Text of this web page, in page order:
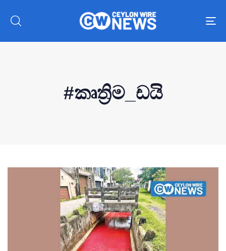
Type and hit enter#කෘත්‍රිම_ඩයි